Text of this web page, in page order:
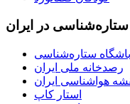
ستاره‌شناسی در ایران
باشگاه ستاره‌شناسی
رصدخانه ملی ایران
هواشناسی ایران
استار کاپ